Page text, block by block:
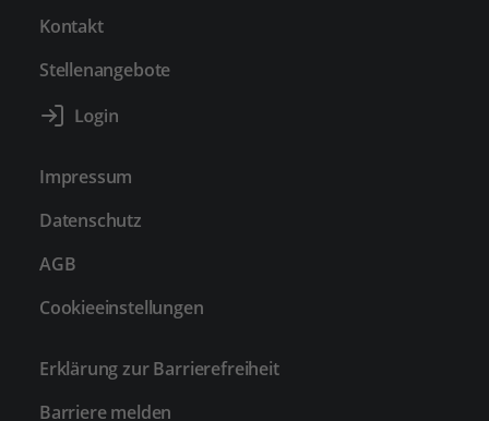
Kontakt
Stellenangebote
Impressum
Datenschutz
AGB
Cookieeinstellungen
Erklärung zur Barrierefreiheit
Barriere melden